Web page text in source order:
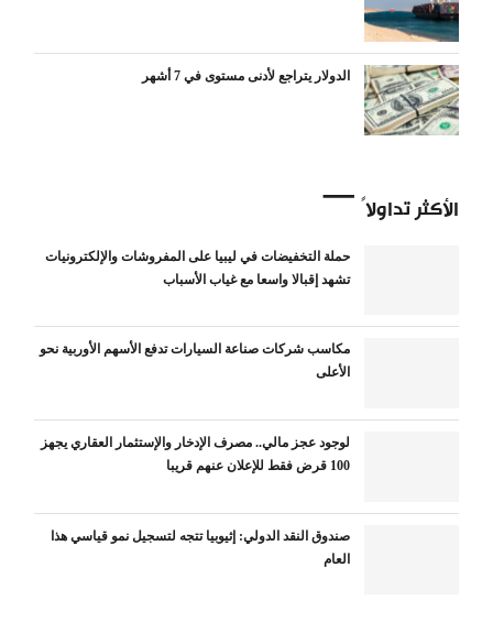
الدولار يتراجع لأدنى مستوى في 7 أشهر
الأكثر تداولاً
حملة التخفيضات في ليبيا على المفروشات والإلكترونيات
تشهد إقبالا واسعا مع غياب الأسباب
مكاسب شركات صناعة السيارات تدفع الأسهم الأوربية نحو
الأعلى
لوجود عجز مالي.. مصرف الإدخار والإستثمار العقاري يجهز
100 قرض فقط للإعلان عنهم قريبا
صندوق النقد الدولي: إثيوبيا تتجه لتسجيل نمو قياسي هذا
العام